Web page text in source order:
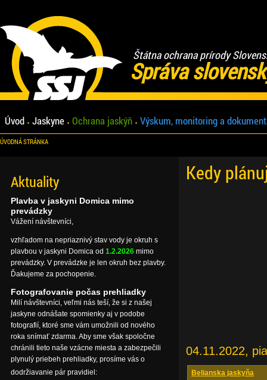
Štátna ochrana prírody
Správa
Úvod Jaskyne Ochrana jaskýň Výskum, monitoring a
ÚVODNÁ STRÁNKA
Kedy
04.11.2022,
Belianska jaskyňa
Aktuality
Plavba v jaskyni Domica mimo
prevádzky
Vážení návštevníci,
vzhľadom na nepriaznivý stav vody je okruh s
plavbou v jaskyni Domica od 1.2.2026 mimo
prevádzky. V prevádzke je len okruh bez plavby.
Ďakujeme za pochopenie.
Fotografovanie počas prehliadky
Milí návštevníci, veľmi nás teší, že si z našej
jaskyne odnášate spomienky aj v podobe
fotografií, ktoré sme vám umožnili od nového
roka snímať zdarma. Aby sme však spoločne
chránili tieto naše vzácne miesta a zabezpečili
plynulý priebeh prehliadky, prosíme vás o
dodržiavanie pár pravidiel: